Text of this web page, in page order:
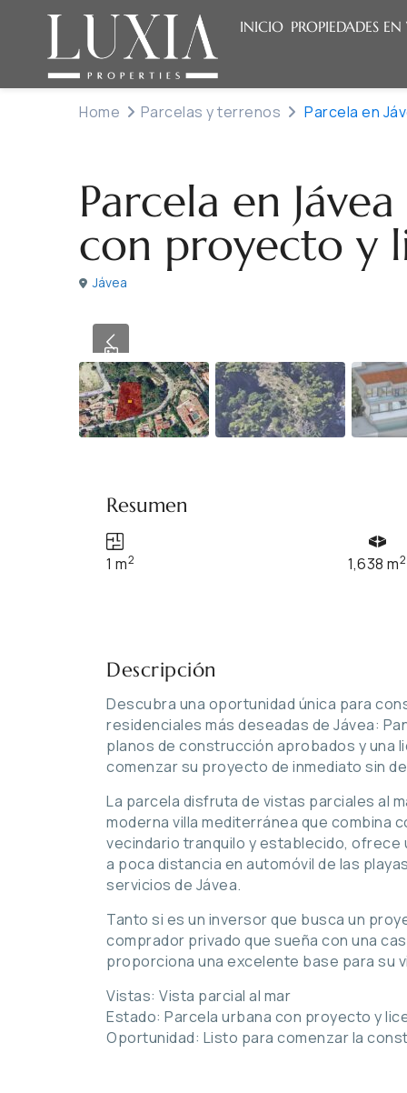
INICIO PROPIEDADES
Home Parcelas y terrenos Parcela en
Parcela en
con proyecto y
Jávea
Previous
Resumen
1 m2 1,638 m2
Descripción
Descubra una oportunidad única para
residenciales más deseadas de Jávea:
planos de construcción aprobados y una
comenzar su proyecto de inmediato sin
La parcela disfruta de vistas parciales al
moderna villa mediterránea que combina
vecindario tranquilo y establecido, ofrece
a poca distancia en automóvil de las
servicios de Jávea.
Tanto si es un inversor que busca un
comprador privado que sueña con una
proporciona una excelente base para su
Vistas: Vista parcial al mar
Estado: Parcela urbana con proyecto y
Oportunidad: Listo para comenzar la